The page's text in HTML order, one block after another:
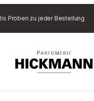
Proben zu jeder Bestellung